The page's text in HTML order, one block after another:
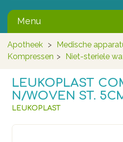
Menu
Apotheek > Medische
Kompressen > Niet-steriele
LEUKOPLAST
N/WOVEN ST.
LEUKOPLAST